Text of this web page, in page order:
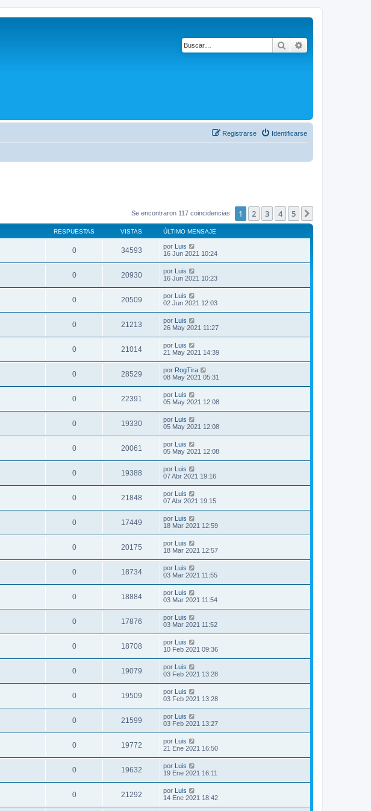
Buscar
Identificarse
Registrarse
Se encontraron 117 coincidencias 1 2 3 4 5
RESPUESTAS VISTAS ÚLTIMO MENSAJE
0 34593 por Luis
16 Jun 2021 10:24
0 20930 por Luis
16 Jun 2021 10:23
0 20509 por Luis
02 Jun 2021 12:03
0 21213 por Luis
26 May 2021 11:27
0 21014 por Luis
21 May 2021 14:39
0 28529 por RogTira
08 May 2021 05:31
0 22391 por Luis
05 May 2021 12:08
0 19330 por Luis
05 May 2021 12:08
0 20061 por Luis
05 May 2021 12:08
0 19388 por Luis
07 Abr 2021 19:16
0 21848 por Luis
07 Abr 2021 19:15
0 17449 por Luis
18 Mar 2021 12:59
0 20175 por Luis
18 Mar 2021 12:57
0 18734 por Luis
03 Mar 2021 11:55
0 18884 por Luis
03 Mar 2021 11:54
0 17876 por Luis
03 Mar 2021 11:52
0 18708 por Luis
10 Feb 2021 09:36
0 19079 por Luis
03 Feb 2021 13:28
0 19509 por Luis
03 Feb 2021 13:28
0 21599 por Luis
03 Feb 2021 13:27
0 19772 por Luis
21 Ene 2021 16:50
0 19632 por Luis
19 Ene 2021 16:11
0 21292 por Luis
14 Ene 2021 18:42